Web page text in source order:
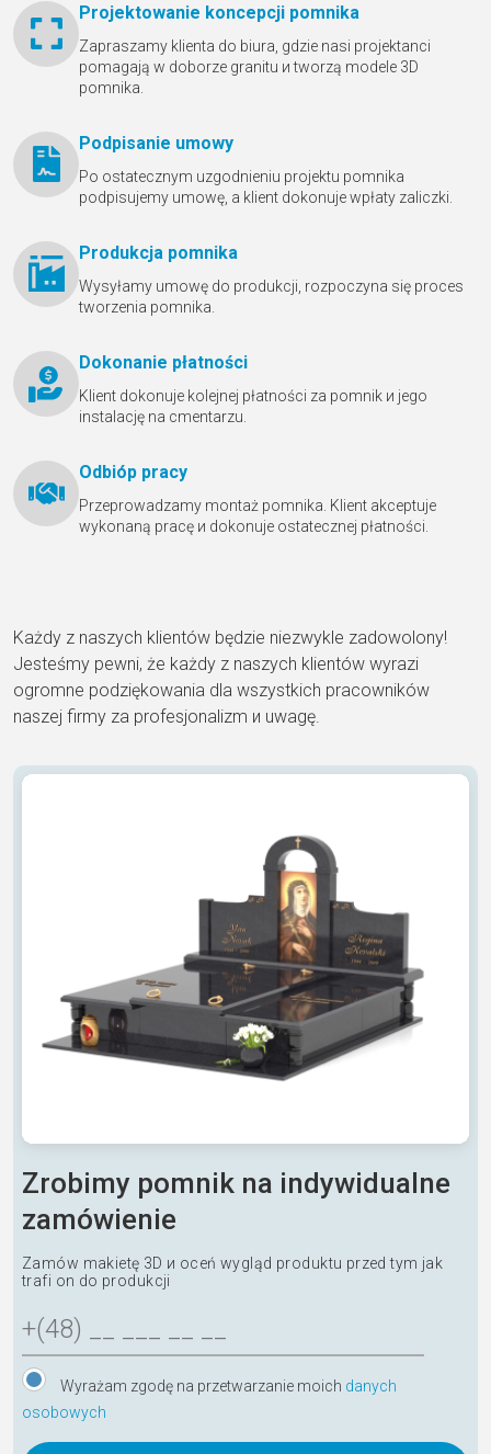
Projektowanie koncepcji pomnika
Zapraszamy klienta do biura, gdzie nasi projektanci
pomagają w doborze granitu и tworzą modele 3D
pomnika.
Podpisanie umowy
Po ostatecznym uzgodnieniu projektu pomnika
podpisujemy umowę, a klient dokonuje wpłaty zaliczki.
Produkcja pomnika
Wysyłamy umowę do produkcji, rozpoczyna się proces
tworzenia pomnika.
Dokonanie płatności
Klient dokonuje kolejnej płatności za pomnik и jego
instalację na cmentarzu.
Odbióр pracy
Przeprowadzamy montaż pomnika. Klient akceptuje
wykonaną pracę и dokonuje ostatecznej płatności.
Każdy z naszych klientów będzie niezwykle zadowolony!
Jesteśmy pewni, że każdy z naszych klientów wyrazi
ogromne podziękowania dla wszystkich pracowników
naszej firmy za profesjonalizm и uwagę.
Zrobimy pomnik na indywidualne
zamówienie
Zamów makietę 3D и oceń wygląd produktu przed tym jak
trafi on do produkcji
Wyrażam zgodę na przetwarzanie moich danych
osobowych